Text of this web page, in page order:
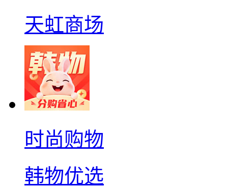
天虹商场
时尚购物
韩物优选